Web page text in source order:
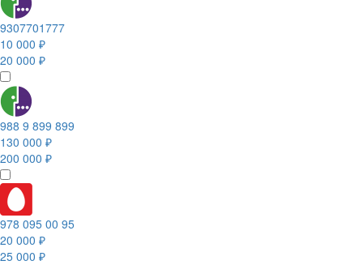
9307701777
10 000 ₽
20 000 ₽
988 9 899 899
130 000 ₽
200 000 ₽
978 095 00 95
20 000 ₽
25 000 ₽